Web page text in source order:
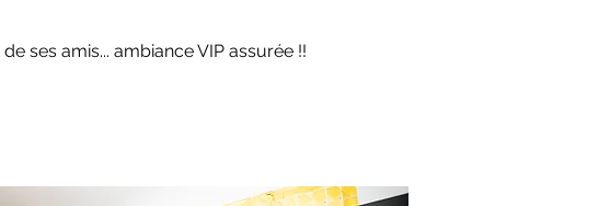
ses amis... ambiance VIP assurée !!